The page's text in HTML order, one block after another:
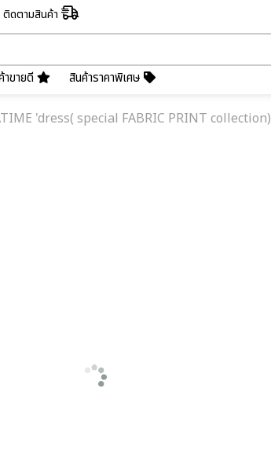
ติดตามสินค้า
าขายดี สินค้าราคาพิเศษ
'dress( special FABRIC PRINT collection)